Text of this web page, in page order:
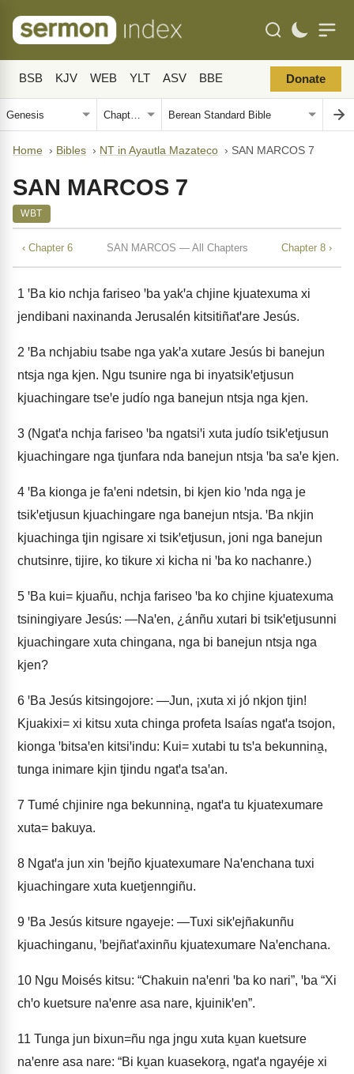
BSB KJV WEB YLT ASV BBE Donate
Home › Bibles › NT in Ayautla Mazateco › SAN MARCOS 7
SAN MARCOS 7
WBT
‹ Chapter 6 SAN MARCOS — All Chapters Chapter 8 ›
1 ꞌBa kio nchja fariseo ꞌba yakꞌa chjine kjuatexuma xi
jendibani naxinanda Jerusalén kitsitiñatꞌare Jesús.
2 ꞌBa nchjabiu tsabe nga yakꞌa xutare Jesús bi banejun
ntsja nga kjen. Ngu tsunire nga bi inyatsikꞌetjusun
kjuachingare tseꞌe judío nga banejun ntsja nga kjen.
3 (Ngatꞌa nchja fariseo ꞌba ngatsiꞌi xuta judío tsikꞌetjusun
kjuachingare nga tjunfara nda banejun ntsja ꞌba saꞌe kjen.
4 ꞌBa kionga je faꞌeni ndetsin, bi kjen kio ꞌnda nga̱ je
tsikꞌetjusun kjuachingare nga banejun ntsja. ꞌBa nkjin
kjuachinga tjin ngisare xi tsikꞌetjusun, joni nga banejun
chutsinre, tijire, ko tikure xi kicha ni ꞌba ko nachanre.)
5 ꞌBa kui= kjuañu, nchja fariseo ꞌba ko chjine kjuatexuma
tsiningiyare Jesús: —Naꞌen, ¿ánñu xutari bi tsikꞌetjusunni
kjuachingare xuta chingana, nga bi banejun ntsja nga
kjen?
6 ꞌBa Jesús kitsingojore: —Jun, ¡xuta xi jó nkjon tjin!
Kjuakixi= xi kitsu xuta chinga profeta Isaías ngatꞌa tsojon,
kionga ꞌbitsaꞌen kitsiꞌindu: Kui= xutabi tu tsꞌa bekunnina̱,
tunga inimare kjin tjindu ngatꞌa tsaꞌan.
7 Tumé chjinire nga bekunnina̱, ngatꞌa tu kjuatexumare
xuta= bakuya.
8 Ngatꞌa jun xin ꞌbejño kjuatexumare Naꞌenchana tuxi
kjuachingare xuta kuetjenngiñu.
9 ꞌBa Jesús kitsure ngayeje: —Tuxi sikꞌejñakunñu
kjuachinganu, ꞌbejñatꞌaxinñu kjuatexumare Naꞌenchana.
10 Ngu Moisés kitsu: “Chakuin naꞌenri ꞌba ko nari”, ꞌba “Xi
chꞌo kuetsure naꞌenre asa nare, kjuinikꞌen”.
11 Tunga jun bixun=ñu nga jngu xuta ku̱an kuetsure
naꞌenre asa nare: “Bi ku̱an kuasekora̱, ngatꞌa ngayéje xi